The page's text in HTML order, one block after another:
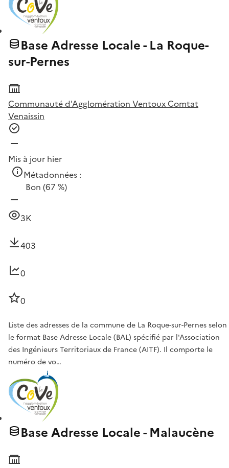
Base Adresse Locale - La Roque-
sur-Pernes
Communauté d'Agglomération Ventoux Comtat
Venaissin
Mis à jour hier
Métadonnées :
Bon (67 %)
3K
403
0
0
Liste des adresses de la commune de La Roque-sur-Pernes selon
le format Base Adresse Locale (BAL) spécifié par l'Association
des Ingénieurs Territoriaux de France (AITF). Il comporte le
numéro de vo…
Base Adresse Locale - Malaucène